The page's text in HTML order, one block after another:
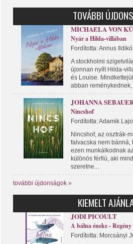
TOVÁBBI
MICHAELA VON
Nyár a Hilda-villában
Fordította: Annus Ildikó
A stockholmi
újonnan nyílt Hilda-
és Louise.
abban reménykednek,
JOHANNA
Nincshof
Fordította: Adamik
Nincshof, az osztrák-
falvacska nem
ezen munkálkodnak
különös férfiú, aki
szeretne...
további újdonságok »
KIEMELT
JODI PICOULT
A bálna éneke -
Fordította: Morcsányi